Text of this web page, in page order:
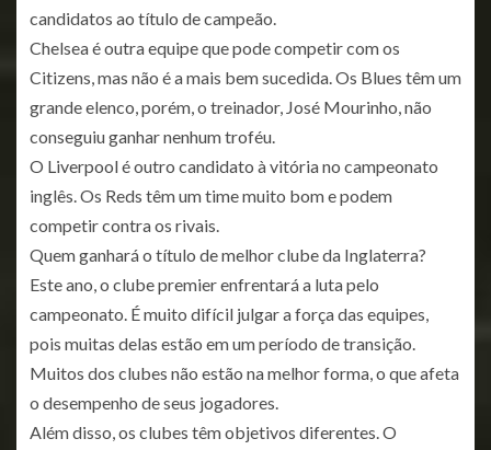
candidatos ao título de campeão.
Chelsea é outra equipe que pode competir com os
Citizens, mas não é a mais bem sucedida. Os Blues têm um
grande elenco, porém, o treinador, José Mourinho, não
conseguiu ganhar nenhum troféu.
O Liverpool é outro candidato à vitória no campeonato
inglês. Os Reds têm um time muito bom e podem
competir contra os rivais.
Quem ganhará o título de melhor clube da Inglaterra?
Este ano, o clube premier enfrentará a luta pelo
campeonato. É muito difícil julgar a força das equipes,
pois muitas delas estão em um período de transição.
Muitos dos clubes não estão na melhor forma, o que afeta
o desempenho de seus jogadores.
Além disso, os clubes têm objetivos diferentes. O